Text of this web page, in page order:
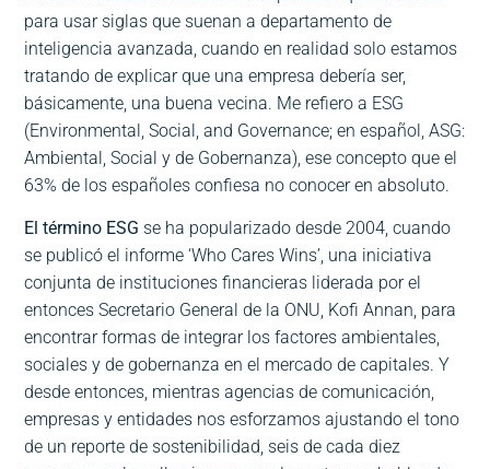
para usar siglas que suenan a departamento de
inteligencia avanzada, cuando en realidad solo estamos
tratando de explicar que una empresa debería ser,
básicamente, una buena vecina. Me refiero a ESG
(Environmental, Social, and Governance; en español, ASG:
Ambiental, Social y de Gobernanza), ese concepto que el
63% de los españoles confiesa no conocer en absoluto.
El término ESG se ha popularizado desde 2004, cuando
se publicó el informe ‘Who Cares Wins’, una iniciativa
conjunta de instituciones financieras liderada por el
entonces Secretario General de la ONU, Kofi Annan, para
encontrar formas de integrar los factores ambientales,
sociales y de gobernanza en el mercado de capitales. Y
desde entonces, mientras agencias de comunicación,
empresas y entidades nos esforzamos ajustando el tono
de un reporte de sostenibilidad, seis de cada diez